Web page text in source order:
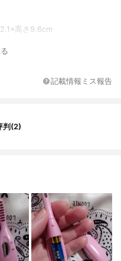
高さ9.6cm
間の使用で約1か月使用可能
記載情報ミス報告
判(2)